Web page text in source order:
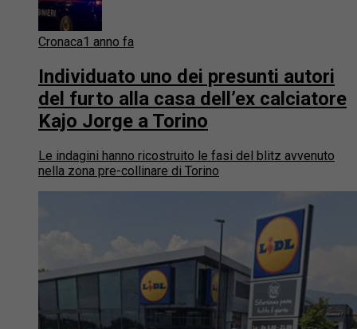
Cronaca1 anno fa
Individuato uno dei presunti autori
del furto alla casa dell’ex calciatore
Kajo Jorge a Torino
Le indagini hanno ricostruito le fasi del blitz avvenuto
nella zona pre-collinare di Torino